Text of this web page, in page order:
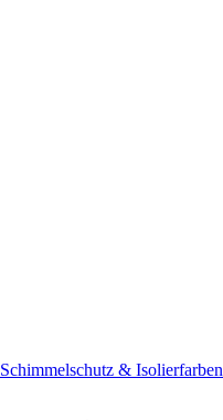
Schimmelschutz & Isolierfarben